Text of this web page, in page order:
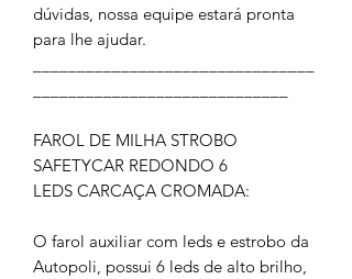
dúvidas, nossa equipe estará pronta
para lhe ajudar.
FAROL DE MILHA STROBO
SAFETYCAR REDONDO 6
LEDS CARCAÇA CROMADA:
O farol auxiliar com leds e estrobo da
Autopoli, possui 6 leds de alto brilho,